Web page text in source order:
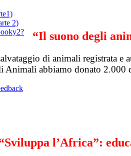
2)
“Il suono degli
di animali registrata
Animali abbiamo donato
l’Africa”: